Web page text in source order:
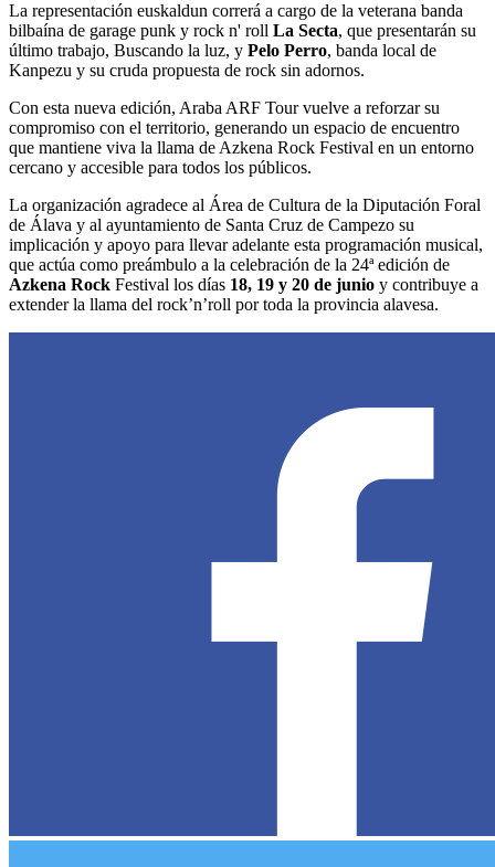
La representación euskaldun correrá a cargo de la veterana banda
bilbaína de garage punk y rock n' roll La Secta, que presentarán su
último trabajo, Buscando la luz, y Pelo Perro, banda local de
Kanpezu y su cruda propuesta de rock sin adornos.
Con esta nueva edición, Araba ARF Tour vuelve a reforzar su
compromiso con el territorio, generando un espacio de encuentro
que mantiene viva la llama de Azkena Rock Festival en un entorno
cercano y accesible para todos los públicos.
La organización agradece al Área de Cultura de la Diputación Foral
de Álava y al ayuntamiento de Santa Cruz de Campezo su
implicación y apoyo para llevar adelante esta programación musical,
que actúa como preámbulo a la celebración de la 24ª edición de
Azkena Rock Festival los días 18, 19 y 20 de junio y contribuye a
extender la llama del rock’n’roll por toda la provincia alavesa.